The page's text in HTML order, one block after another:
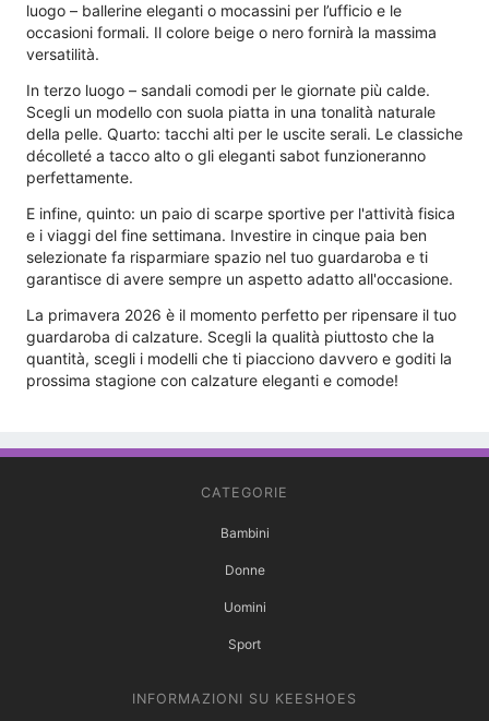
luogo – ballerine eleganti o mocassini per l’ufficio e le
occasioni formali. Il colore beige o nero fornirà la massima
versatilità.
In terzo luogo – sandali comodi per le giornate più calde.
Scegli un modello con suola piatta in una tonalità naturale
della pelle. Quarto: tacchi alti per le uscite serali. Le classiche
décolleté a tacco alto o gli eleganti sabot funzioneranno
perfettamente.
E infine, quinto: un paio di scarpe sportive per l'attività fisica
e i viaggi del fine settimana. Investire in cinque paia ben
selezionate fa risparmiare spazio nel tuo guardaroba e ti
garantisce di avere sempre un aspetto adatto all'occasione.
La primavera 2026 è il momento perfetto per ripensare il tuo
guardaroba di calzature. Scegli la qualità piuttosto che la
quantità, scegli i modelli che ti piacciono davvero e goditi la
prossima stagione con calzature eleganti e comode!
CATEGORIE
Bambini
Donne
Uomini
Sport
INFORMAZIONI SU KEESHOES